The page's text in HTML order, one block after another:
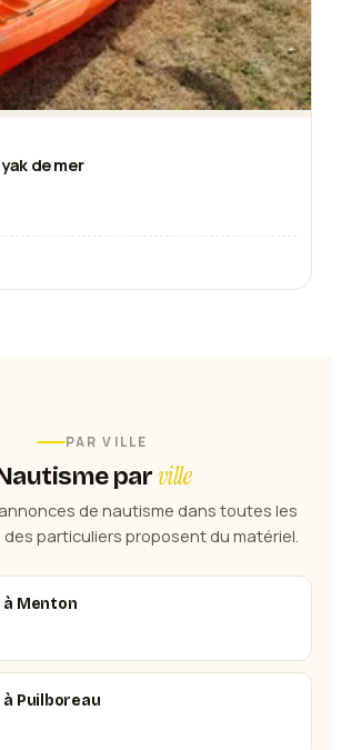
de mer
PAR VILLE
parville
de nautisme dans toutes les
particuliers proposent du matériel.
Menton
Puilboreau